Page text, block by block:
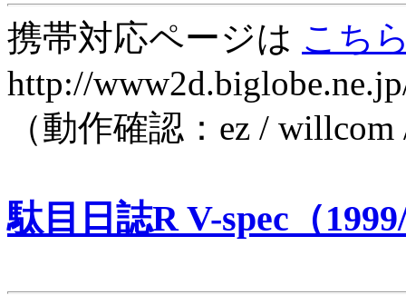
携帯対応ページは こち
http://
（動作確認：ez /
駄目日誌R V-spec（